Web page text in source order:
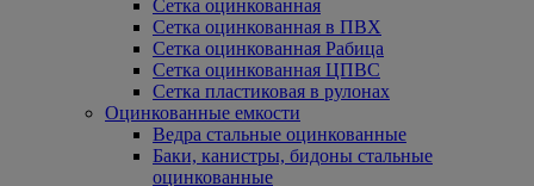
Сетка оцинкованная
Сетка оцинкованная в ПВХ
Сетка оцинкованная Рабица
Сетка оцинкованная ЦПВС
Сетка пластиковая в рулонах
Оцинкованные емкости
Ведра стальные оцинкованные
Баки, канистры, бидоны стальные
оцинкованные